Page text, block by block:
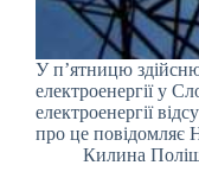
У п’ятницю
електроенергії у
електроенергії
про це
Килина